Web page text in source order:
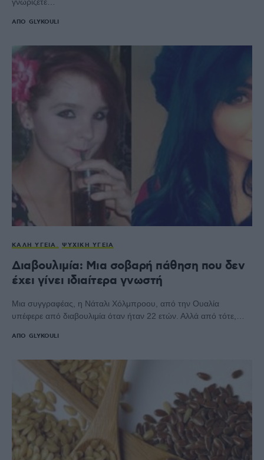
ΑΠΌ GLYKOULI
ΚΑΛΉ ΥΓΕΊΑ ΨΥΧΙΚΉ ΥΓΕΊΑ
Διαβουλιμία: Μια σοβαρή πάθηση που δεν
έχει γίνει ιδιαίτερα γνωστή
Μια συγγραφέας, η Νάταλι Χόλμπροου, από την Ουαλία
υπέφερε από διαβουλιμία όταν ήταν 22 ετών. Αλλά από τότε,…
ΑΠΌ GLYKOULI